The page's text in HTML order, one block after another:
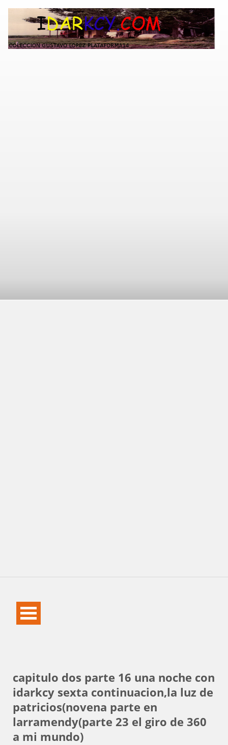
capitulo dos parte 16 una noche con
idarkcy sexta continuacion,la luz de
patricios(novena parte en
larramendy(parte 23 el giro de 360
a mi mundo)